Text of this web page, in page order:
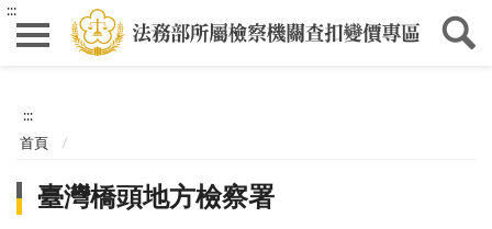
:::
:::
首頁
臺灣橋頭地方檢察署